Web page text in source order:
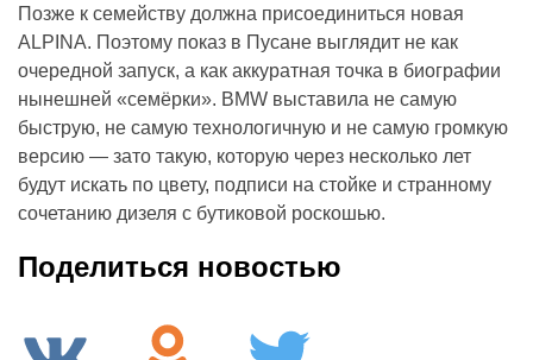
Позже к семейству должна присоединиться новая
ALPINA. Поэтому показ в Пусане выглядит не как
очередной запуск, а как аккуратная точка в биографии
нынешней «семёрки». BMW выставила не самую
быструю, не самую технологичную и не самую громкую
версию — зато такую, которую через несколько лет
будут искать по цвету, подписи на стойке и странному
сочетанию дизеля с бутиковой роскошью.
Поделиться новостью